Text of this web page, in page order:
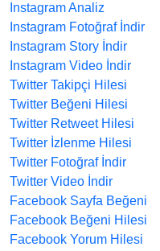
Instagram Analiz
Instagram Fotoğraf İndir
Instagram Story İndir
Instagram Video İndir
Twitter Takipçi Hilesi
Twitter Beğeni Hilesi
Twitter Retweet Hilesi
Twitter İzlenme Hilesi
Twitter Fotoğraf İndir
Twitter Video İndir
Facebook Sayfa Beğeni
Facebook Beğeni Hilesi
Facebook Yorum Hilesi